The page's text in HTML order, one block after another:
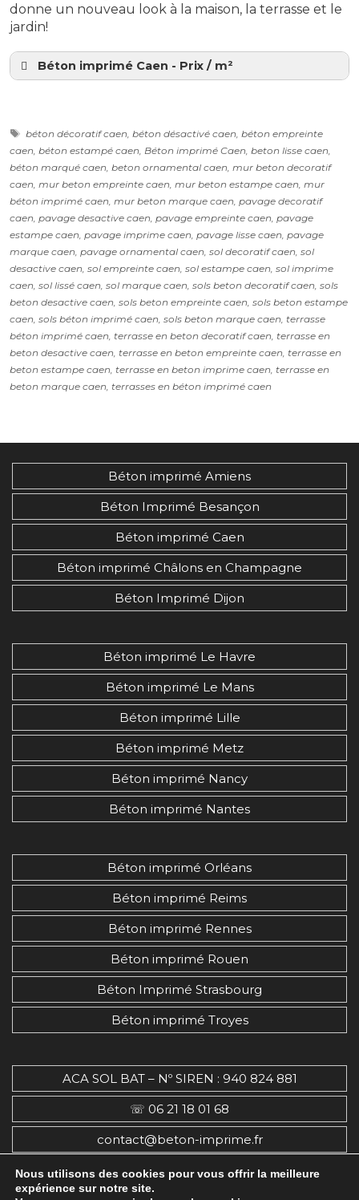
donne un nouveau look à la maison, la terrasse et le
jardin!
Béton imprimé Caen - Prix / m²
Béton imprimé Ablon (14600)
Béton imprimé Agy (14400)
Béton imprimé Amayé-sur-Orne (14210)
Béton imprimé Amayé-sur-Seulles (14310)
Béton imprimé Amfreville (14860)
Béton imprimé Angerville (14430)
Béton imprimé Anisy (14610)
Béton imprimé Annebault (14430)
Béton imprimé Arganchy (14400)
Béton imprimé Argences (14370)
Béton imprimé Arromanches-les-Bains
(14117)
Béton imprimé Asnières-en-Bessin (14710)
Béton imprimé Auberville (14640)
Béton imprimé Aubigny (14700)
Béton imprimé Audrieu (14250)
Béton imprimé Aure sur Mer (14520)
Béton imprimé Aurseulles (14240)
Béton imprimé Authie (14280)
Béton imprimé Auvillars (14340)
Béton imprimé Balleroy-sur-Drôme
(14490)
Béton imprimé Banneville-la-Campagne
Béton imprimé Banville (14480)
Béton imprimé Barbery (14220)
Béton imprimé Barbeville (14400)
Béton imprimé Barneville-la-Bertran
Béton imprimé Baron-sur-Odon (14210)
Béton imprimé Barou-en-Auge (14620)
Béton imprimé Basly (14610)
Béton imprimé Basseneville (14670)
Béton imprimé Bavent (14860)
Béton imprimé Bayeux (14400)
Béton imprimé Bazenville (14480)
Béton imprimé Beaufour-Druval (14340)
Béton imprimé Beaumesnil (14380)
Béton imprimé Beaumont-en-Auge
Béton imprimé Belle Vie en Auge (14270)
Béton imprimé Bellengreville (14370)
Béton imprimé Benerville-sur-Mer (14910)
Étiquettes
béton décoratif caen,béton désactivé caen,béton empreinte
caen, béton estampé caen, Béton imprimé Caen, beton lisse caen,
béton marqué caen, beton ornamental caen, mur beton decoratif
caen, mur beton empreinte caen, mur beton estampe caen, mur
béton imprimé caen, mur beton marque caen, pavage decoratif
caen, pavage desactive caen, pavage empreinte caen, pavage
estampe caen, pavage imprime caen, pavage lisse caen, pavage
marque caen, pavage ornamental caen, sol decoratif caen, sol
desactive caen, sol empreinte caen, sol estampe caen, sol imprime
caen, sol lissé caen, sol marque caen, sols beton decoratif caen, sols
beton desactive caen, sols beton empreinte caen, sols beton estampe
caen, sols béton imprimé caen, sols beton marque caen, terrasse
béton imprimé caen, terrasse en beton decoratif caen, terrasse en
beton desactive caen, terrasse en beton empreinte caen, terrasse en
beton estampe caen, terrasse en beton imprime caen, terrasse en
beton marque caen, terrasses en béton imprimé caen
Béton imprimé Amiens
Béton Imprimé Besançon
Béton imprimé Caen
Béton imprimé Châlons en Champagne
Béton Imprimé Dijon
Béton imprimé Le Havre
Béton imprimé Le Mans
Béton imprimé Lille
Béton imprimé Metz
Béton imprimé Nancy
Béton imprimé Nantes
Béton imprimé Orléans
Béton imprimé Reims
Béton imprimé Rennes
Béton imprimé Rouen
Béton Imprimé Strasbourg
Béton imprimé Troyes
ACA SOL BAT – Nº SIREN : 940 824 881
☏ 06 21 18 01 68
contact@beton-imprime.fr
26, Rue De Cocagne, 95670, Marly-la-Ville, France
Nous utilisons des cookies pour vous offrir la meilleure
expérience sur notre site.